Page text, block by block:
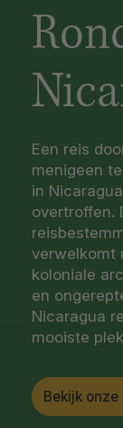
Een reis
menigeen
in
overtroffen.
verwelkomt
koloniale
en
Nicaragua
mooiste
Bekijk